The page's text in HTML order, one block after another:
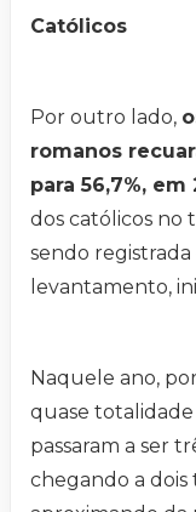
Católicos
Por outro lado,
romanos
para 56,7%, em
dos católicos no
sendo
levantamento,
Naquele ano,
quase totalidade
passaram a ser
chegando a dois